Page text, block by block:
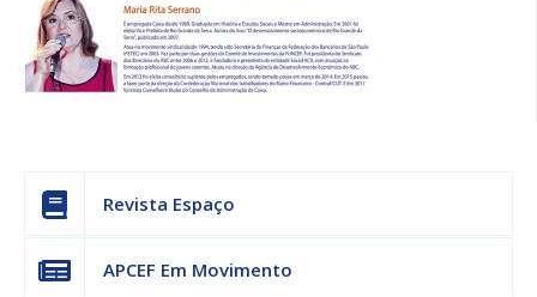
Revista Espaço
APCEF Em Movimento